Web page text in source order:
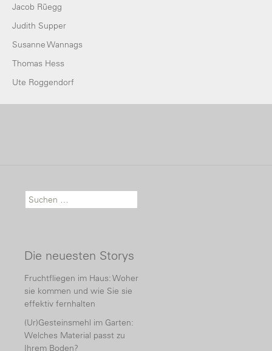
Jacob Rüegg
Judith Supper
Susanne Wannags
Thomas Hess
Ute Roggendorf
Suche nach:
Die neuesten Storys
Fruchtfliegen im Haus: Woher
sie kommen und wie Sie sie
effektiv fernhalten
(Ur)Gesteinsmehl im Garten:
Welches Material passt zu
Ihrem Boden?